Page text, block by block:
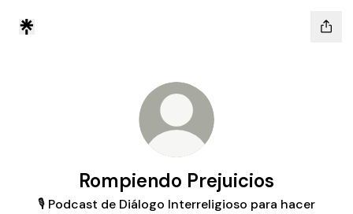
Rompiendo Prejuicios
🎙️ Podcast de Diálogo Interreligioso para hacer